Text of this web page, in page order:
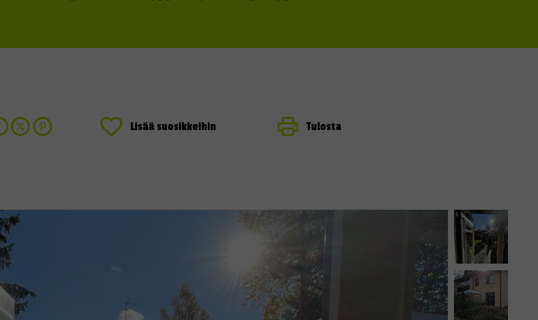
Lisää suosikkeihin Tulosta